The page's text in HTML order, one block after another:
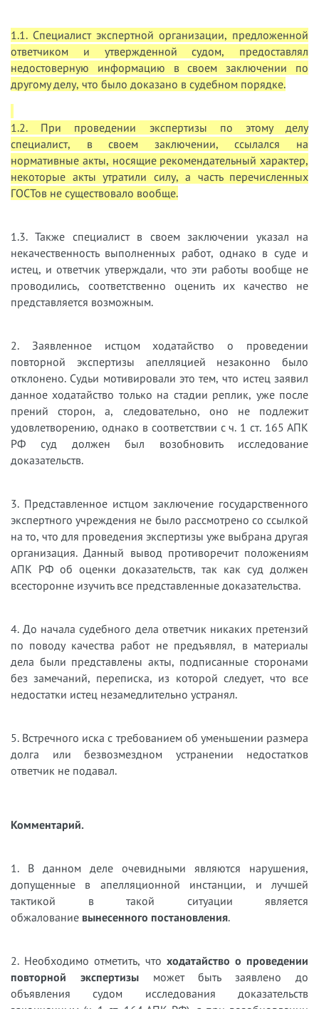
1.1. Специалист экспертной организации, предложенной
ответчиком и утвержденной судом, предоставлял
недостоверную информацию в своем заключении по
другому делу, что было доказано в судебном порядке.
1.2. При проведении экспертизы по этому делу
специалист, в своем заключении, ссылался на
нормативные акты, носящие рекомендательный характер,
некоторые акты утратили силу, а часть перечисленных
ГОСТов не существовало вообще.
1.3. Также специалист в своем заключении указал на
некачественность выполненных работ, однако в суде и
истец, и ответчик утверждали, что эти работы вообще не
проводились, соответственно оценить их качество не
представляется возможным.
2. Заявленное истцом ходатайство о проведении
повторной экспертизы апелляцией незаконно было
отклонено. Судьи мотивировали это тем, что истец заявил
данное ходатайство только на стадии реплик, уже после
прений сторон, а, следовательно, оно не подлежит
удовлетворению, однако в соответствии с ч. 1 ст. 165 АПК
РФ суд должен был возобновить исследование
доказательств.
3. Представленное истцом заключение государственного
экспертного учреждения не было рассмотрено со ссылкой
на то, что для проведения экспертизы уже выбрана другая
организация. Данный вывод противоречит положениям
АПК РФ об оценки доказательств, так как суд должен
всесторонне изучить все представленные доказательства.
4. До начала судебного дела ответчик никаких претензий
по поводу качества работ не предъявлял, в материалы
дела были представлены акты, подписанные сторонами
без замечаний, переписка, из которой следует, что все
недостатки истец незамедлительно устранял.
5. Встречного иска с требованием об уменьшении размера
долга или безвозмездном устранении недостатков
ответчик не подавал.
Комментарий.
1. В данном деле очевидными являются нарушения,
допущенные в апелляционной инстанции, и лучшей
тактикой в такой ситуации является
обжалование вынесенного постановления.
2. Необходимо отметить, что ходатайство о проведении
повторной экспертизы может быть заявлено до
объявления судом исследования доказательств